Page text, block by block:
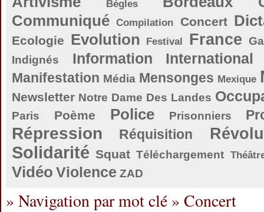
Bègles
Communiqué Compilation Concert
Ecologie Evolution Festival France
Indignés
Information International
Manifestation Média Mensonges Mexique
Newsletter Notre Dame Des Landes
Paris Poème Police Prisonniers
Répression Réquisition
Solidarité Squat Téléchargement
Vidéo Violence ZAD
» Navigation par mot clé » Concert